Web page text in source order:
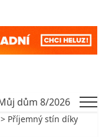
> Příjemný stín díky